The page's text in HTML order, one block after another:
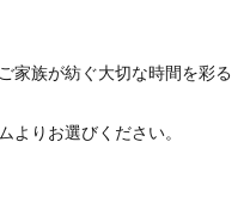
家族が紡ぐ大切な時間を彩る
よりお選びください。